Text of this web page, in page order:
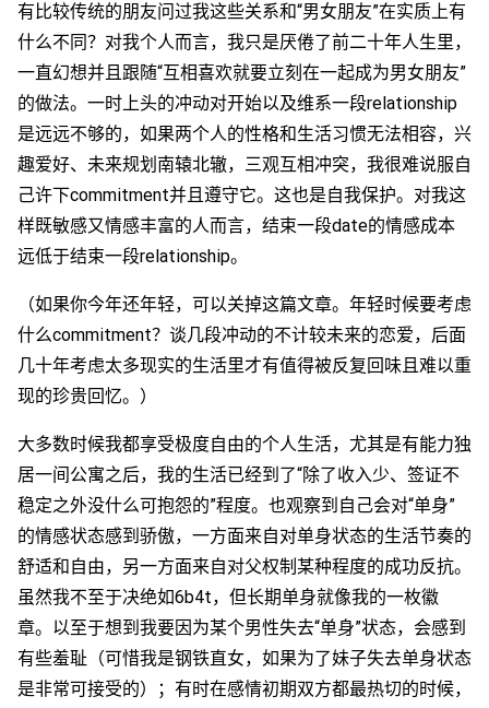
有比较传统的朋友问过我这些关系和“男女朋友”在实质上有
什么不同？对我个人而言，我只是厌倦了前二十年人生里，
一直幻想并且跟随“互相喜欢就要立刻在一起成为男女朋友”
的做法。一时上头的冲动对开始以及维系一段relationship
是远远不够的，如果两个人的性格和生活习惯无法相容，兴
趣爱好、未来规划南辕北辙，三观互相冲突，我很难说服自
己许下commitment并且遵守它。这也是自我保护。对我这
样既敏感又情感丰富的人而言，结束一段date的情感成本
远低于结束一段relationship。
（如果你今年还年轻，可以关掉这篇文章。年轻时候要考虑
什么commitment？谈几段冲动的不计较未来的恋爱，后面
几十年考虑太多现实的生活里才有值得被反复回味且难以重
现的珍贵回忆。）
大多数时候我都享受极度自由的个人生活，尤其是有能力独
居一间公寓之后，我的生活已经到了“除了收入少、签证不
稳定之外没什么可抱怨的”程度。也观察到自己会对“单身”
的情感状态感到骄傲，一方面来自对单身状态的生活节奏的
舒适和自由，另一方面来自对父权制某种程度的成功反抗。
虽然我不至于决绝如6b4t，但长期单身就像我的一枚徽
章。以至于想到我要因为某个男性失去“单身”状态，会感到
有些羞耻（可惜我是钢铁直女，如果为了妹子失去单身状态
是非常可接受的）；有时在感情初期双方都最热切的时候，